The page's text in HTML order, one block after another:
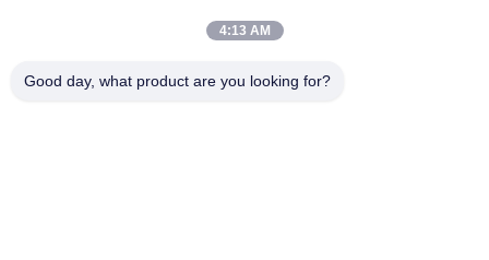
*
4:13 AM
Good day, what product are you looking for?